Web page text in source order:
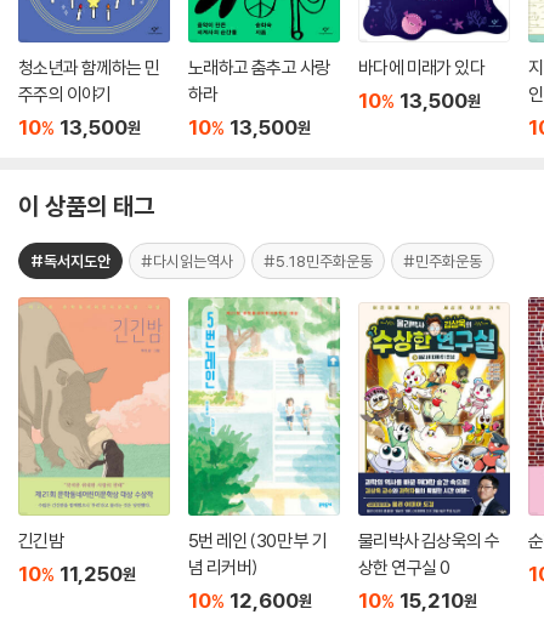
청소년과 함께하는 민
주주의 이야기
10% 13,500원
노래하고 춤추고 사랑
하라
10% 13,500원
바다에 미래가 있다
10% 13,500원
이 상품의 태그
#독서지도안 #다시읽는역사 #5.18민주화운동 #민주화운동
긴긴밤
10% 11,250원
5번 레인 (30만 부 기
념 리커버)
10% 12,600원
물리박사 김상욱의 수
상한 연구실 0
10% 15,210원